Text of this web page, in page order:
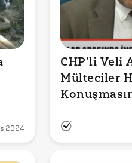
2024
CHP'li Veli
Mülteciler